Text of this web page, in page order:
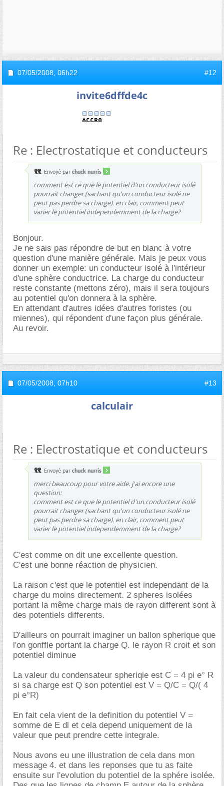
07/05/2008, 06h22 #12
invite6dffde4c
Re : Electrostatique et conducteurs
Envoyé par chuck nurris
comment est ce que le potentiel d'un conducteur isolé
pourrait changer (sachant qu'un conducteur isolé ne
peut pas perdre sa charge). en clair, comment peut
varier le potentiel independemment de la charge?
Bonjour.
Je ne sais pas répondre de but en blanc à votre
question d'une manière générale. Mais je peux vous
donner un exemple: un conducteur isolé à l'intérieur
d'une sphère conductrice. La charge du conducteur
reste constante (mettons zéro), mais il sera toujours
au potentiel qu'on donnera à la sphère.
En attendant d'autres idées d'autres foristes (ou
miennes), qui répondent d'une façon plus générale.
Au revoir.
07/05/2008, 07h10 #13
calculair
Re : Electrostatique et conducteurs
Envoyé par chuck nurris
merci beaucoup pour votre aide. j'ai encore une
question:
comment est ce que le potentiel d'un conducteur isolé
pourrait changer (sachant qu'un conducteur isolé ne
peut pas perdre sa charge). en clair, comment peut
varier le potentiel independemment de la charge?
C'est comme on dit une excellente question.
C'est une bonne réaction de physicien.
La raison c'est que le potentiel est independant de la
charge du moins directement. 2 spheres isolées
portant la même charge mais de rayon different sont à
des potentiels differents.
D'ailleurs on pourrait imaginer un ballon spherique que
l'on gonffle portant la charge Q. le rayon R croit et son
potentiel diminue
La valeur du condensateur spheriqie est C = 4 pi e° R
si sa charge est Q son potentiel est V = Q/C = Q/( 4
pi e°R)
En fait cela vient de la definition du potentiel V =
somme de E dl et cela depend uniquement de la
valeur que peut prendre cette integrale.
Nous avons eu une illustration de cela dans mon
message 4. et dans les reponses que tu as faite
ensuite sur l'evolution du potentiel de la sphére isolée.